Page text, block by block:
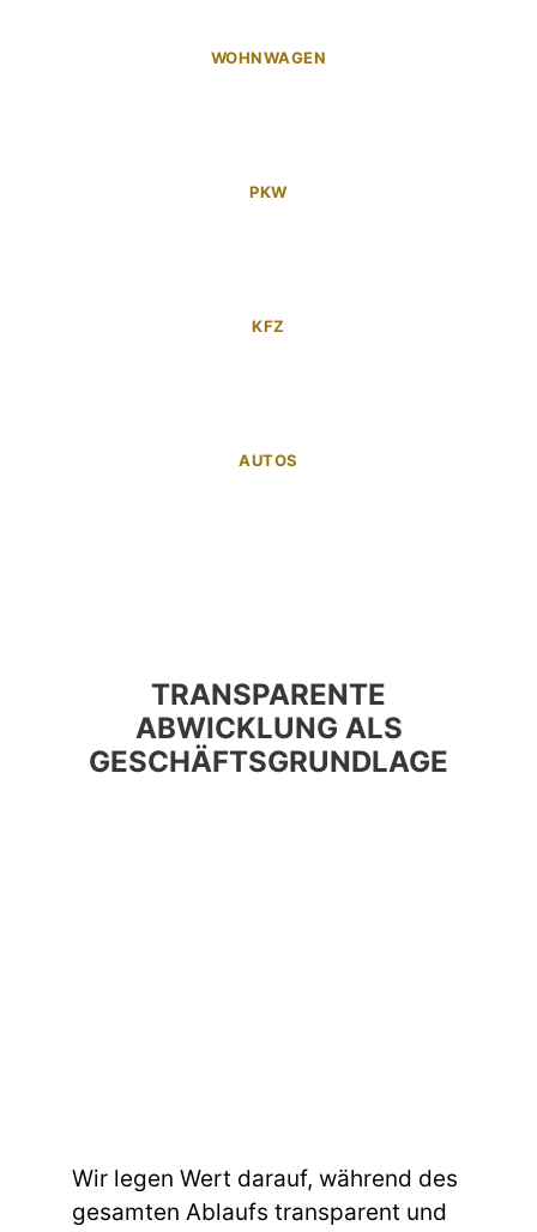
WOHNWAGEN
PKW
KFZ
AUTOS
TRANSPARENTE
ABWICKLUNG ALS
GESCHÄFTSGRUNDLAGE
Wir legen Wert darauf, während des
gesamten Ablaufs transparent und